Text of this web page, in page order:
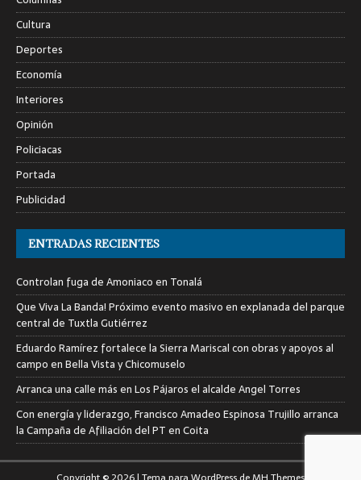
Cultura
Deportes
Economía
Interiores
Opinión
Policiacas
Portada
Publicidad
ENTRADAS RECIENTES
Controlan fuga de Amoniaco en Tonalá
Que Viva La Banda! Próximo evento masivo en explanada del parque
central de Tuxtla Gutiérrez
Eduardo Ramírez fortalece la Sierra Mariscal con obras y apoyos al
campo en Bella Vista y Chicomuselo
Arranca una calle más en Los Pájaros el alcalde Angel Torres
Con energía y liderazgo, Francisco Amadeo Espinosa Trujillo arranca
la Campaña de Afiliación del PT en Coita